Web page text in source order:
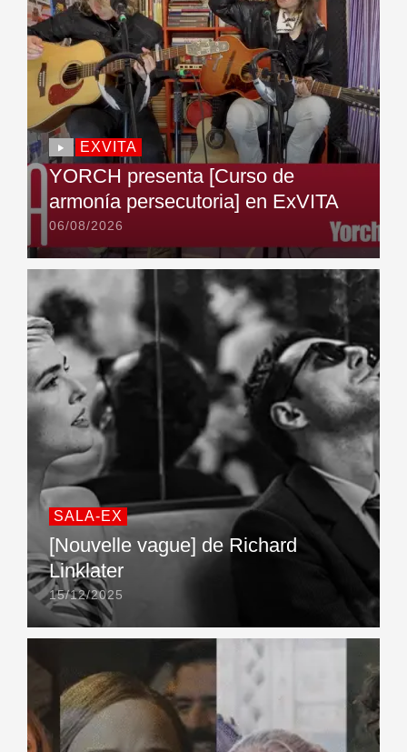
EXVITA
YORCH presenta [Curso de
armonía persecutoria] en ExVITA
06/08/2026
SALA-EX
[Nouvelle vague] de Richard
Linklater
15/12/2025